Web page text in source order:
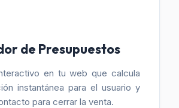
de Presupuestos
en tu web que calcula
instantánea para el usuario y
para cerrar la venta.